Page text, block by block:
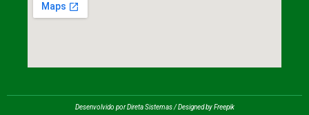
Desenvolvido por Direta Sistemas /Designed by Freepik